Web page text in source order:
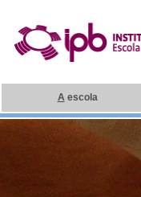
A escola